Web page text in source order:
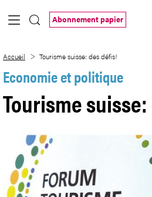
Saut au contenu principal
Abonnement papier
Accueil Tourisme suisse: des défis!
Economie et politique
Tourisme